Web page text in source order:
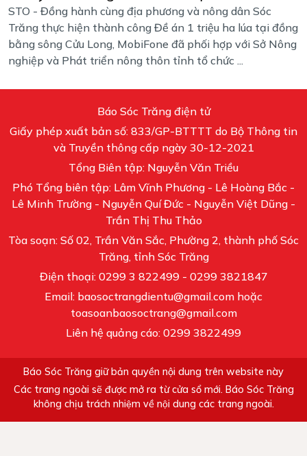
STO - Đồng hành cùng địa phương và nông dân Sóc
Trăng thực hiện thành công Đề án 1 triệu ha lúa tại đồng
bằng sông Cửu Long, MobiFone đã phối hợp với Sở Nông
nghiệp và Phát triển nông thôn tỉnh tổ chức ...
Báo Sóc Trăng điện tử
Giấy phép xuất bản số: 833/GP-BTTTT do Bộ Thông tin
và Truyền thông cấp ngày 30-12-2021
Tổng Biên tập: Nguyễn Văn Triều
Phó Tổng biên tập: Lâm Vĩnh Phương - Lê Hoàng Bắc -
Lê Minh Trường - Nguyễn Quí Đức - Nguyễn Việt Dũng -
Trần Thị Thu Thảo
Tòa soạn: Số 02, Trần Văn Sắc, Phường 2, thành phố Sóc
Trăng, tỉnh Sóc Trăng
Điện thoại: 0299 3 822499 - 0299 3821847
Email: baosoctrangdientu@gmail.com hoặc
toasoanbaosoctrang@gmail.com
Liên hệ quảng cáo: 0299 3822499
Báo Sóc Trăng giữ bản quyền nội dung trên website này
Các trang ngoài sẽ được mở ra từ cửa sổ mới. Báo Sóc Trăng
không chịu trách nhiệm về nội dung các trang ngoài.